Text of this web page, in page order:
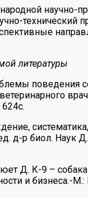
научно-
технический
литературы
поведения
д-р биол. Наук
Д. К-9 –
и бизнеса.-